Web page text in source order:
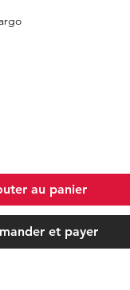
au panier
et payer